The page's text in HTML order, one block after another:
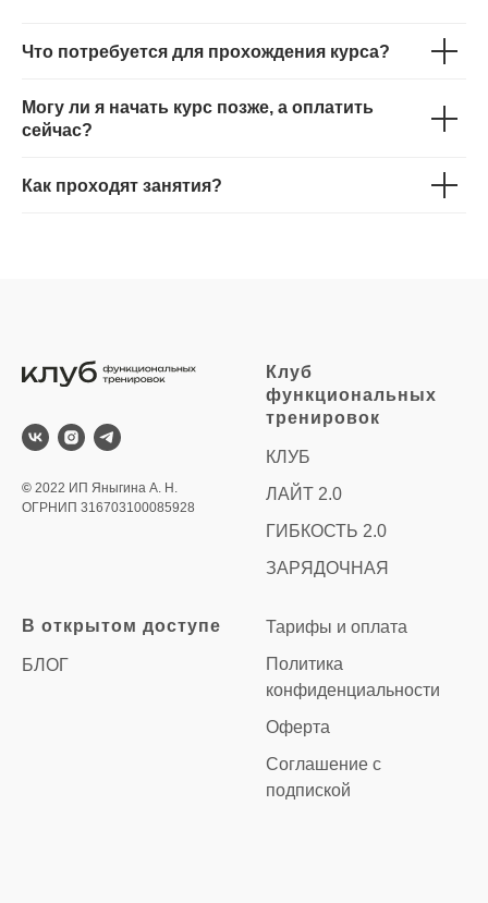
Что потребуется для прохождения курса?
Могу ли я начать курс позже, а оплатить
сейчас?
Как проходят занятия?
© 2022 ИП Яныгина А. Н.
ОГРНИП 316703100085928
Клуб
функциональных
тренировок
КЛУБ
ЛАЙТ 2.0
ГИБКОСТЬ 2.0
ЗАРЯДОЧНАЯ
В открытом доступе
БЛОГ
Тарифы и оплата
Политика
конфиденциальности
Оферта
Соглашение с
подпиской